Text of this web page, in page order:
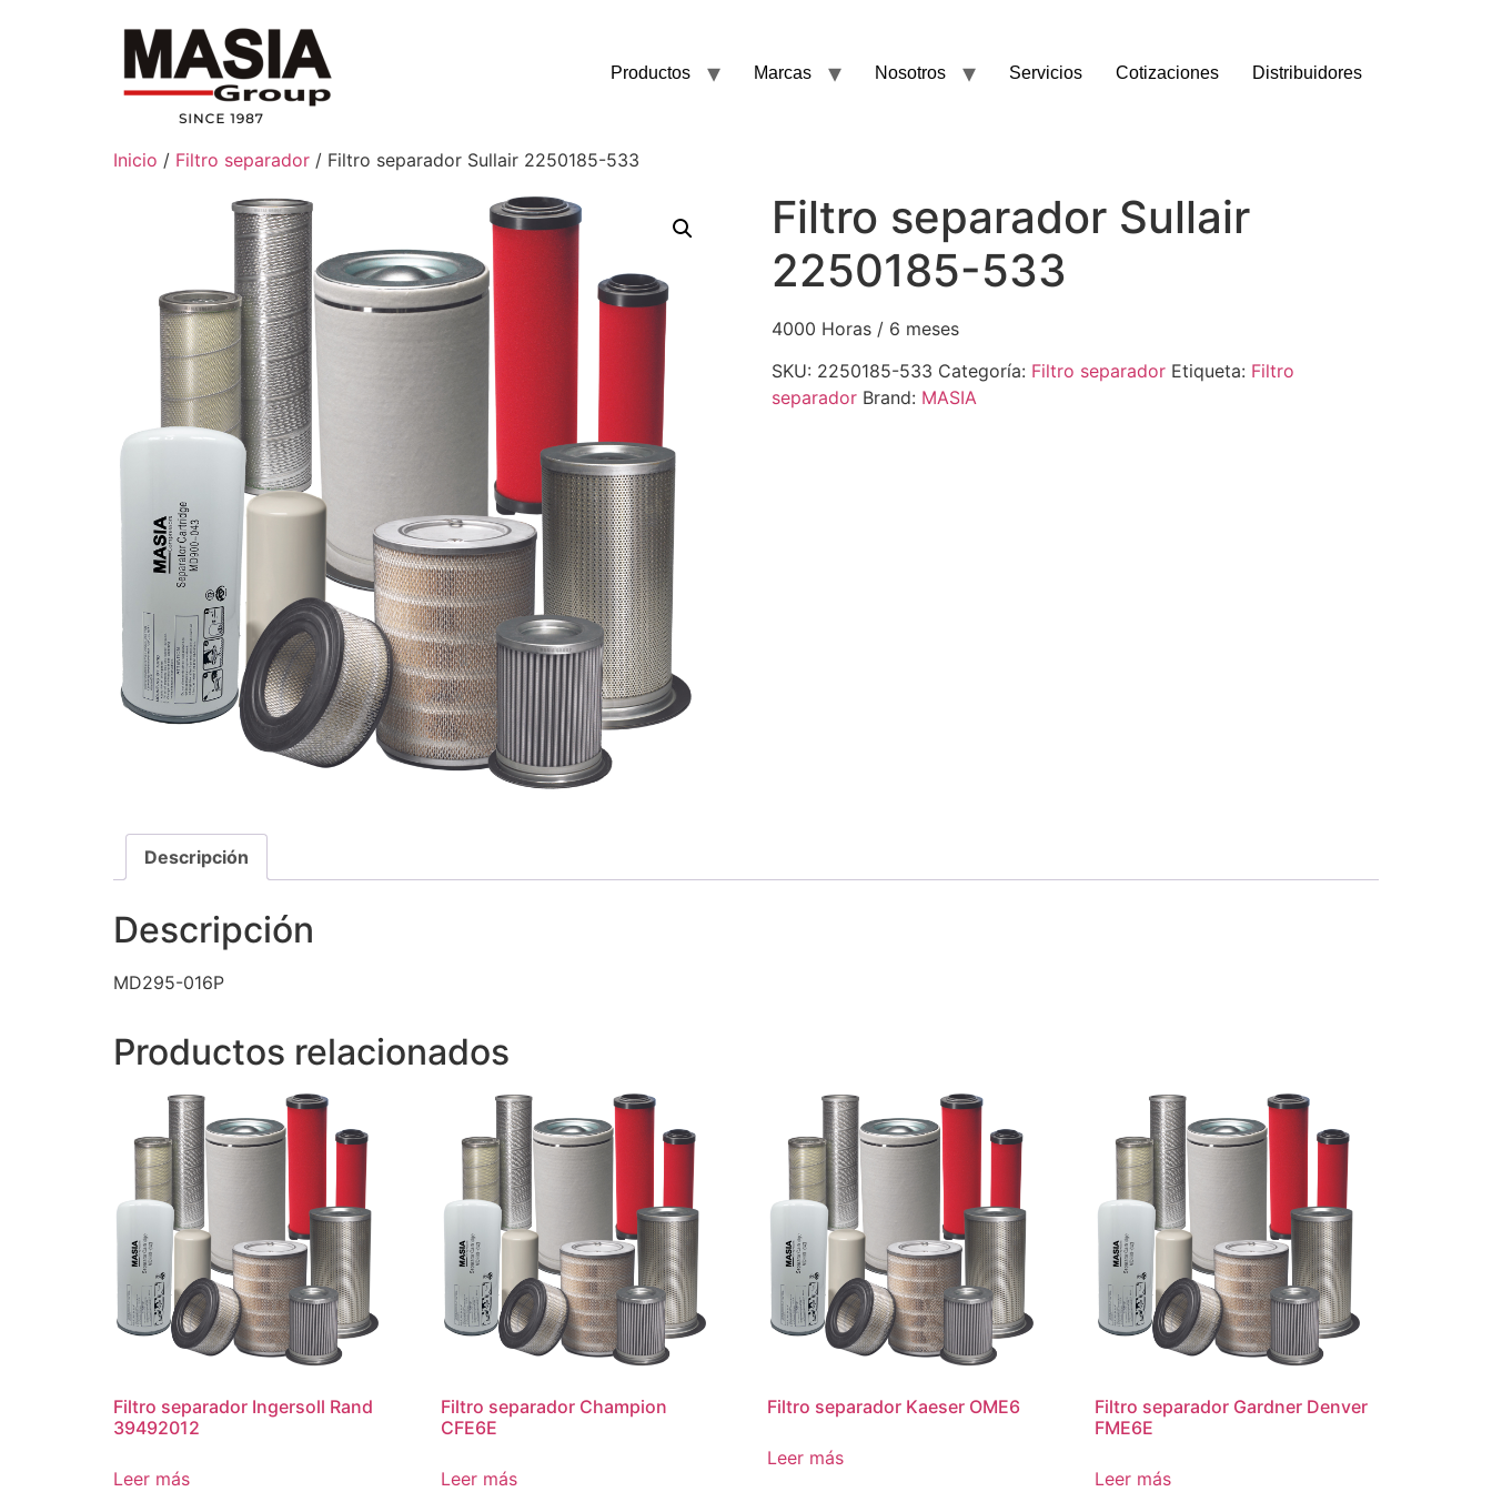
Productos Marcas Nosotros Servicios Cotizaciones Distribuidores
Inicio / Filtro separador / Filtro separador Sullair 2250185-533
Filtro separador Sullair
2250185-533
4000 Horas / 6 meses
SKU: 2250185-533 Categoría: Filtro separador Etiqueta: Filtro
separador Brand: MASIA
Descripción
Descripción
MD295-016P
Productos relacionados
Filtro separador Ingersoll Rand
39492012
Leer más
Filtro separador Champion
CFE6E
Leer más
Filtro separador Kaeser OME6
Leer más
Filtro separador Gardner Denver
FME6E
Leer más